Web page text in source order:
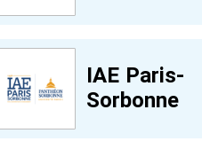
IAE Paris-
Sorbonne